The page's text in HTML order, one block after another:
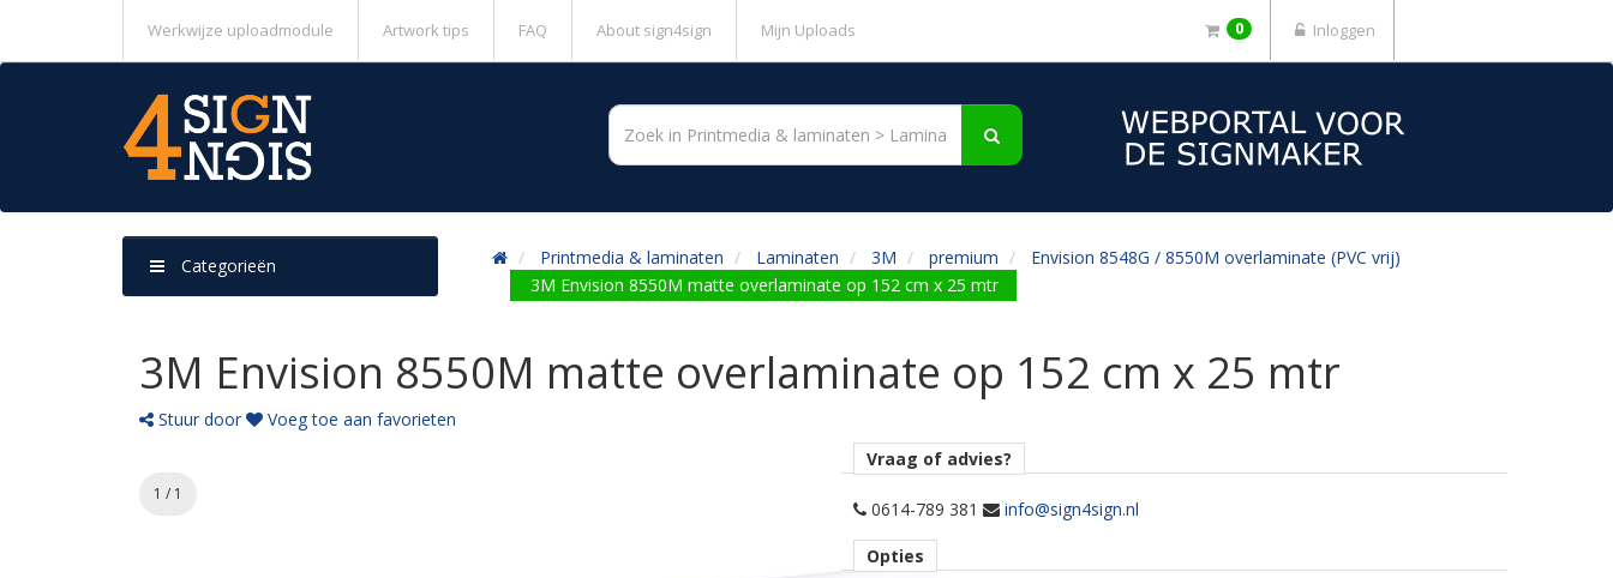
Werkwijze uploadmodule Artwork tips FAQ About sign4sign Mijn Uploads 0 Inloggen
Printmedia & laminaten Laminaten 3M premium
Envision 8548G / 8550M overlaminate (PVC vrij)
3M Envision 8550M matte overlaminate op 152 cm x 25 mtr
Categorieën
3M Envision 8550M matte overlaminate op 152 cm x 25 mtr
Stuur door Voeg toe aan favorieten
1 / 1
Vraag of advies?
0614-789 381 info@sign4sign.nl
Opties